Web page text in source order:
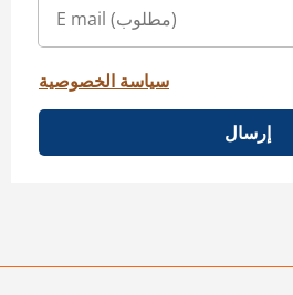
سياسة الخصوصية
إرسال